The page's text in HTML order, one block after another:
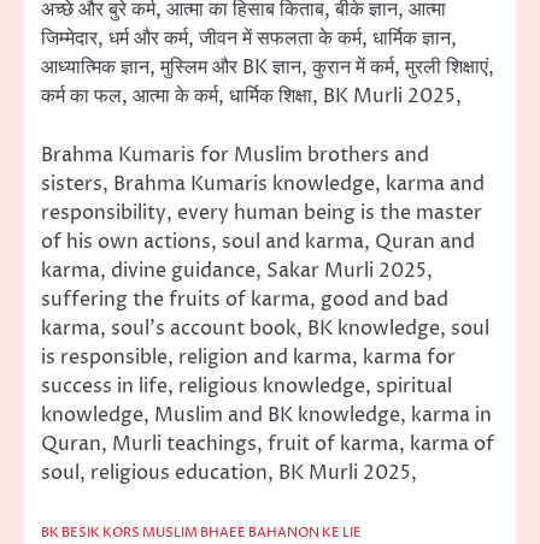
अच्छे और बुरे कर्म, आत्मा का हिसाब किताब, बीके ज्ञान, आत्मा
जिम्मेदार, धर्म और कर्म, जीवन में सफलता के कर्म, धार्मिक ज्ञान,
आध्यात्मिक ज्ञान, मुस्लिम और BK ज्ञान, कुरान में कर्म, मुरली शिक्षाएं,
कर्म का फल, आत्मा के कर्म, धार्मिक शिक्षा, BK Murli 2025,
Brahma Kumaris for Muslim brothers and
sisters, Brahma Kumaris knowledge, karma and
responsibility, every human being is the master
of his own actions, soul and karma, Quran and
karma, divine guidance, Sakar Murli 2025,
suffering the fruits of karma, good and bad
karma, soul’s account book, BK knowledge, soul
is responsible, religion and karma, karma for
success in life, religious knowledge, spiritual
knowledge, Muslim and BK knowledge, karma in
Quran, Murli teachings, fruit of karma, karma of
soul, religious education, BK Murli 2025,
BK BESIK KORS MUSLIM BHAEE BAHANON KE LIE